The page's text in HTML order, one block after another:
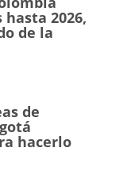
2026,
de la
de
hacerlo